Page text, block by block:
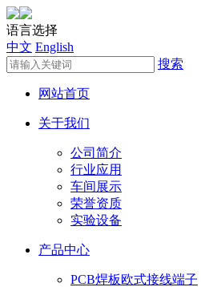
语言选择
中文 English
搜索
网站首页
关于我们
公司简介
行业应用
车间展示
荣誉资质
实验设备
产品中心
PCB焊板欧式接线端子